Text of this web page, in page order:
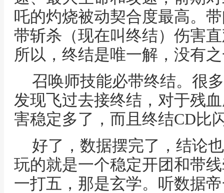
吒的灼烧被动契合度最高。
带斩杀（现在叫终结）伤害
所以，终结是唯一解，没有
召唤师技能必带终结。很
发现飞过去接终结，对于残
害稳定多了，而且终结CD比
好了，数据摆完了，结论
玩的就是一个稳定开团和带
一打五，那是玄学。听数据